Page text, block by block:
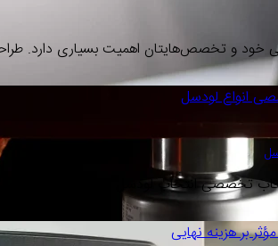
خود و تخصص‌هایتان اهمیت بسیاری دارد.
انواع لودسل
تخصصی انتخاب لودسل مناسب برای
بر هزینه نهایی